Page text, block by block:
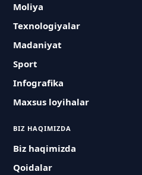
Moliya
Texnologiyalar
Madaniyat
Sport
Infografika
Maxsus loyihalar
BIZ HAQIMIZDA
Biz haqimizda
Qoidalar